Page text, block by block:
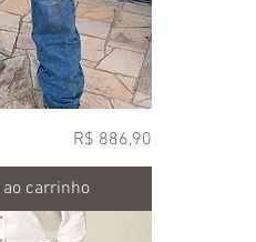
Preço
R$ 886,90
carrinho